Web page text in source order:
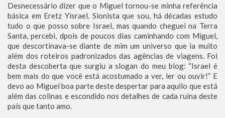
Desnecessário dizer que o Miguel tornou-se minha referência
básica em Eretz Yisrael. Sionista que sou, há décadas estudo
tudo o que posso sobre Israel, mas quando cheguei na Terra
Santa, percebi, dpois de poucos dias caminhando com Miguel,
que descortinava-se diante de mim um universo que ia muito
além dos roteiros padronizados das agências de viagens. Foi
desta descoberta que surgiu a slogan do meu blog: “Israel é
bem mais do que você está acostumado a ver, ler ou ouvir!” E
devo ao Miguel boa parte deste despertar para aquilo que está
além das colinas e escondido nos detalhes de cada ruína deste
país que tanto amo.